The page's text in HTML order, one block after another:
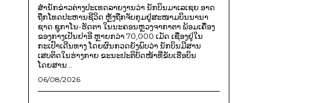
ສຳນັກຂ່າວຕ່າງປະເທດລາຍງານວ່າ ນັກບິນມາເລເຊຍ ອາດ
ຖືກໂທດປະຫານຊີວິດ ຫຼັງຖືກຈັບກຸມຢູ່ສະໜາມບິນນານາ
ຊາດ ຊູກາໂນ-ຮັດຕາ ໃນນະຄອນຫຼວງຈາກາຕາ ພ້ອມເຄື່ອງ
ຂອງກາງເປັນຢາອີ ຫຼາຍກວ່າ 70,000 ເມັດ ເຊື່ອງຢູ່ໃນ
ກະເປົາເດີນທາງ ໂດຍຜົນກວດຍັງພົບວ່າ ນັກບິນມີສານ
ເສບຕິດໃນຮ່າງກາຍ ຂະນະປະຕິບັດໜ້າທີ່ຂັບເຮືອບິນ
ໂດຍສານ...
06/08/2026